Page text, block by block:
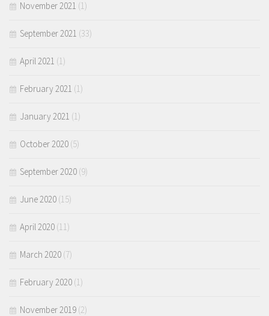
November 2021 (1)
September 2021 (33)
April 2021 (1)
February 2021 (1)
January 2021 (1)
October 2020 (5)
September 2020 (9)
June 2020 (15)
April 2020 (11)
March 2020 (7)
February 2020 (1)
November 2019 (2)